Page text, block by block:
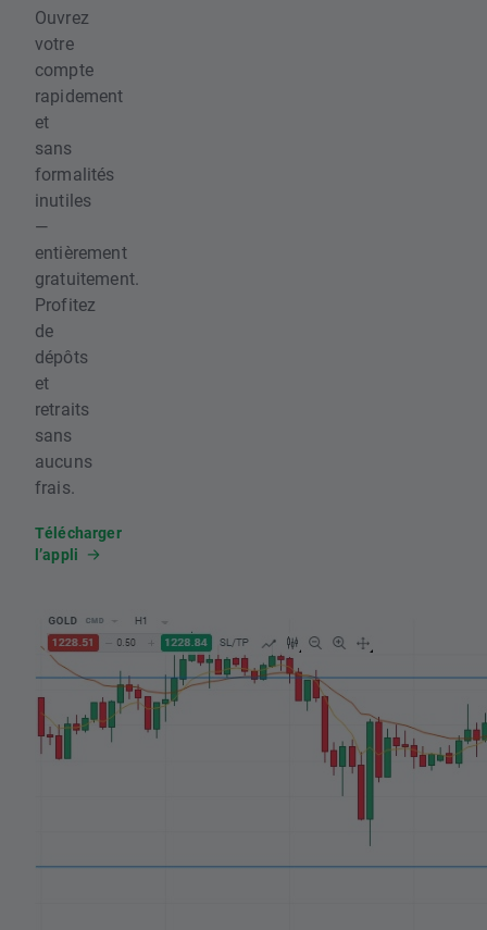
Ouvrez
votre
compte
rapidement
et
sans
formalités
inutiles
—
entièrement
gratuitement.
Profitez
de
dépôts
et
retraits
sans
aucuns
frais.
Télécharger
l’appli